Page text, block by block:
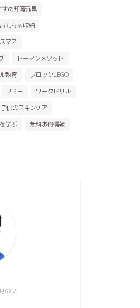
すめ知育玩具
おもちゃ収納
マス
ドーマンメソッド
教育
ブロックLEGO
ワミー
ワークドリル
子供のスキンケア
学ぶ
無料お得情報
の父